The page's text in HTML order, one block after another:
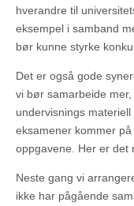
hverandre til
eksempel i samband
bør kunne styrke
Det er også gode
vi bør samarbeide
undervisnings
eksamener kommer
oppgavene. Her er det
Neste gang vi
ikke har pågående